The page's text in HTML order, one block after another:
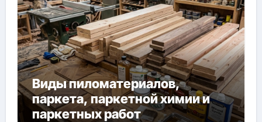
Виды пиломатериалов,
паркета, паркетной химии и
паркетных работ